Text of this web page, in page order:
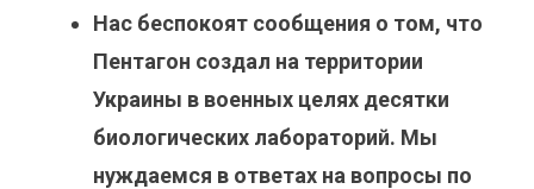
Нас беспокоят сообщения о том, что
Пентагон создал на территории
Украины в военных целях десятки
биологических лабораторий. Мы
нуждаемся в ответах на вопросы по